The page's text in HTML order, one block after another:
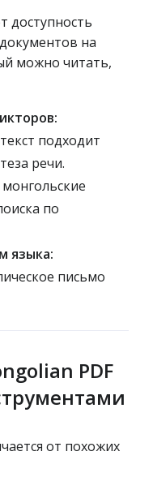
доступность
на
можно читать,
подходит
речи.
по
языка:
письмо
PDF
от похожих